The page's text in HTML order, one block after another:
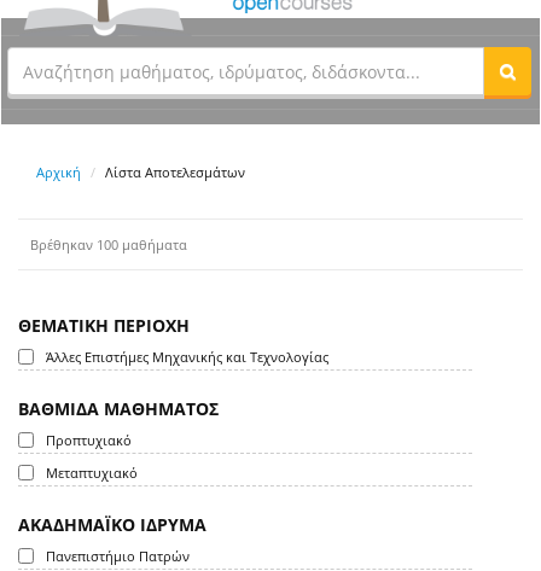
Αρχική Λίστα Αποτελεσμάτων
Βρέθηκαν 100 μαθήματα
ΘΕΜΑΤΙΚΗ ΠΕΡΙΟΧΗ
Άλλες Επιστήμες Μηχανικής και Τεχνολογίας
ΒΑΘΜΙΔΑ ΜΑΘΗΜΑΤΟΣ
Προπτυχιακό
Μεταπτυχιακό
ΑΚΑΔΗΜΑΪΚΟ ΙΔΡΥΜΑ
Πανεπιστήμιο Πατρών